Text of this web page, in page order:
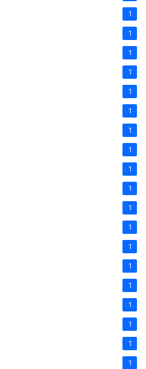
1
1
1
1
1
1
1
1
1
1
1
1
1
1
1
1
1
1
1